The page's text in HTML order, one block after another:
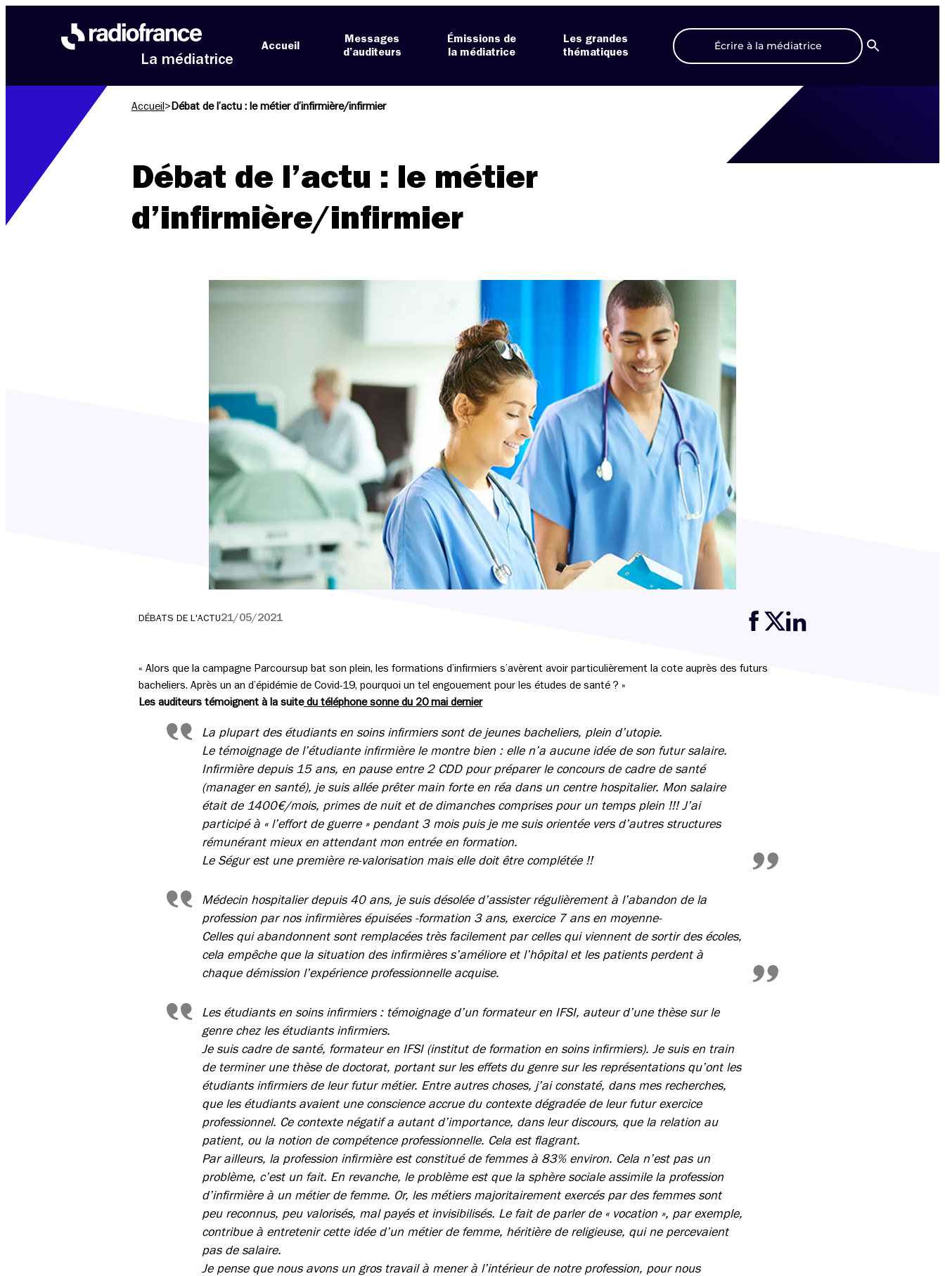
La médiatrice
Accueil
Messages
d’auditeurs
Émissions de
la médiatrice
Les grandes
thématiques
Écrire à la médiatrice
Recherche
Accueil > Débat de l’actu : le métier d’infirmière/infirmier
Débat de l’actu : le métier
d’infirmière/infirmier
DÉBATS DE L'ACTU21/05/2021
« Alors que la campagne Parcoursup bat son plein, les formations d’infirmiers s’avèrent avoir particulièrement la cote auprès des futurs
bacheliers. Après un an d’épidémie de Covid-19, pourquoi un tel engouement pour les études de santé ? »
Les auditeurs témoignent à la suitedu téléphone sonne du 20 mai dernier
La plupart des étudiants en soins infirmiers sont de jeunes bacheliers, plein d’utopie.
Le témoignage de l’étudiante infirmière le montre bien : elle n’a aucune idée de son futur salaire.
Infirmière depuis 15 ans, en pause entre 2 CDD pour préparer le concours de cadre de santé
(manager en santé), je suis allée prêter main forte en réa dans un centre hospitalier. Mon salaire
était de 1400€/mois, primes de nuit et de dimanches comprises pour un temps plein !!! J’ai
participé à « l’effort de guerre » pendant 3 mois puis je me suis orientée vers d’autres structures
rémunérant mieux en attendant mon entrée en formation.
Le Ségur est une première re-valorisation mais elle doit être complétée !!
Médecin hospitalier depuis 40 ans, je suis désolée d’assister régulièrement à l’abandon de la
profession par nos infirmières épuisées -formation 3 ans, exercice 7 ans en moyenne-
Celles qui abandonnent sont remplacées très facilement par celles qui viennent de sortir des écoles,
cela empêche que la situation des infirmières s’améliore et l’hôpital et les patients perdent à
chaque démission l’expérience professionnelle acquise.
Les étudiants en soins infirmiers : témoignage d’un formateur en IFSI, auteur d’une thèse sur le
genre chez les étudiants infirmiers.
Je suis cadre de santé, formateur en IFSI (institut de formation en soins infirmiers). Je suis en train
de terminer une thèse de doctorat, portant sur les effets du genre sur les représentations qu’ont les
étudiants infirmiers de leur futur métier. Entre autres choses, j’ai constaté, dans mes recherches,
que les étudiants avaient une conscience accrue du contexte dégradée de leur futur exercice
professionnel. Ce contexte négatif a autant d’importance, dans leur discours, que la relation au
patient, ou la notion de compétence professionnelle. Cela est flagrant.
Par ailleurs, la profession infirmière est constitué de femmes à 83% environ. Cela n’est pas un
problème, c’est un fait. En revanche, le problème est que la sphère sociale assimile la profession
d’infirmière à un métier de femme. Or, les métiers majoritairement exercés par des femmes sont
peu reconnus, peu valorisés, mal payés et invisibilisés. Le fait de parler de « vocation », par exemple,
contribue à entretenir cette idée d’un métier de femme, héritière de religieuse, qui ne percevaient
pas de salaire.
Je pense que nous avons un gros travail à mener à l’intérieur de notre profession, pour nous